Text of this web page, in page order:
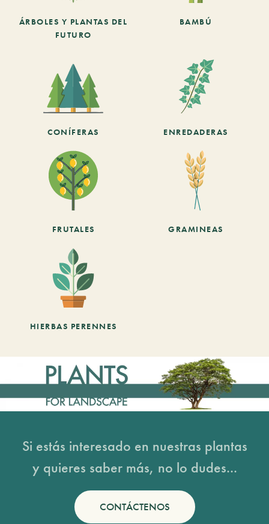
ÁRBOLES Y PLANTAS DEL
FUTURO
BAMBÚ
CONÍFERAS ENREDADERAS
FRUTALES GRAMINEAS
HIERBAS PERENNES
Si estás interesado en nuestras plantas
y quieres saber más, no lo dudes...
CONTÁCTENOS